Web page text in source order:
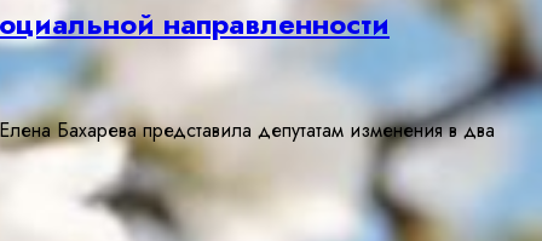
направленности
Бахарева представила депутатам изменения в два